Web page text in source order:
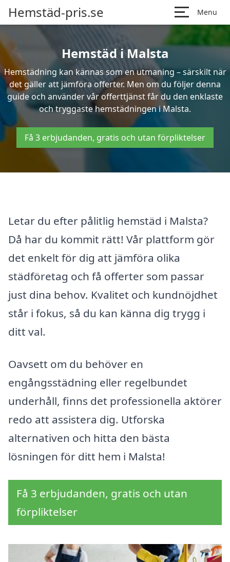
Hemstäd-pris.se Menu
Hemstäd i Malsta
Hemstädning kan kännas som en utmaning – särskilt när
det gäller att jämföra offerter. Men om du följer denna
guide och använder vår offerttjänst får du den enklaste
och tryggaste hemstädningen i Malsta.
Få 3 erbjudanden, gratis och utan förpliktelser
Letar du efter pålitlig hemstäd i Malsta?
Då har du kommit rätt! Vår plattform gör
det enkelt för dig att jämföra olika
städföretag och få offerter som passar
just dina behov. Kvalitet och kundnöjdhet
står i fokus, så du kan känna dig trygg i
ditt val.
Oavsett om du behöver en
engångsstädning eller regelbundet
underhåll, finns det professionella aktörer
redo att assistera dig. Utforska
alternativen och hitta den bästa
lösningen för ditt hem i Malsta!
Få 3 erbjudanden, gratis och utan
förpliktelser